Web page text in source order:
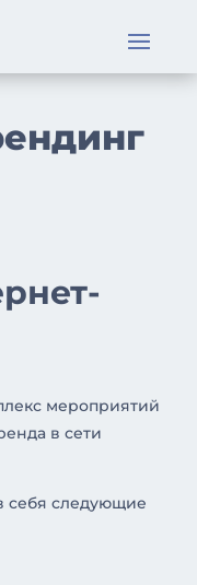
мероприятий
в сети
себя следующие